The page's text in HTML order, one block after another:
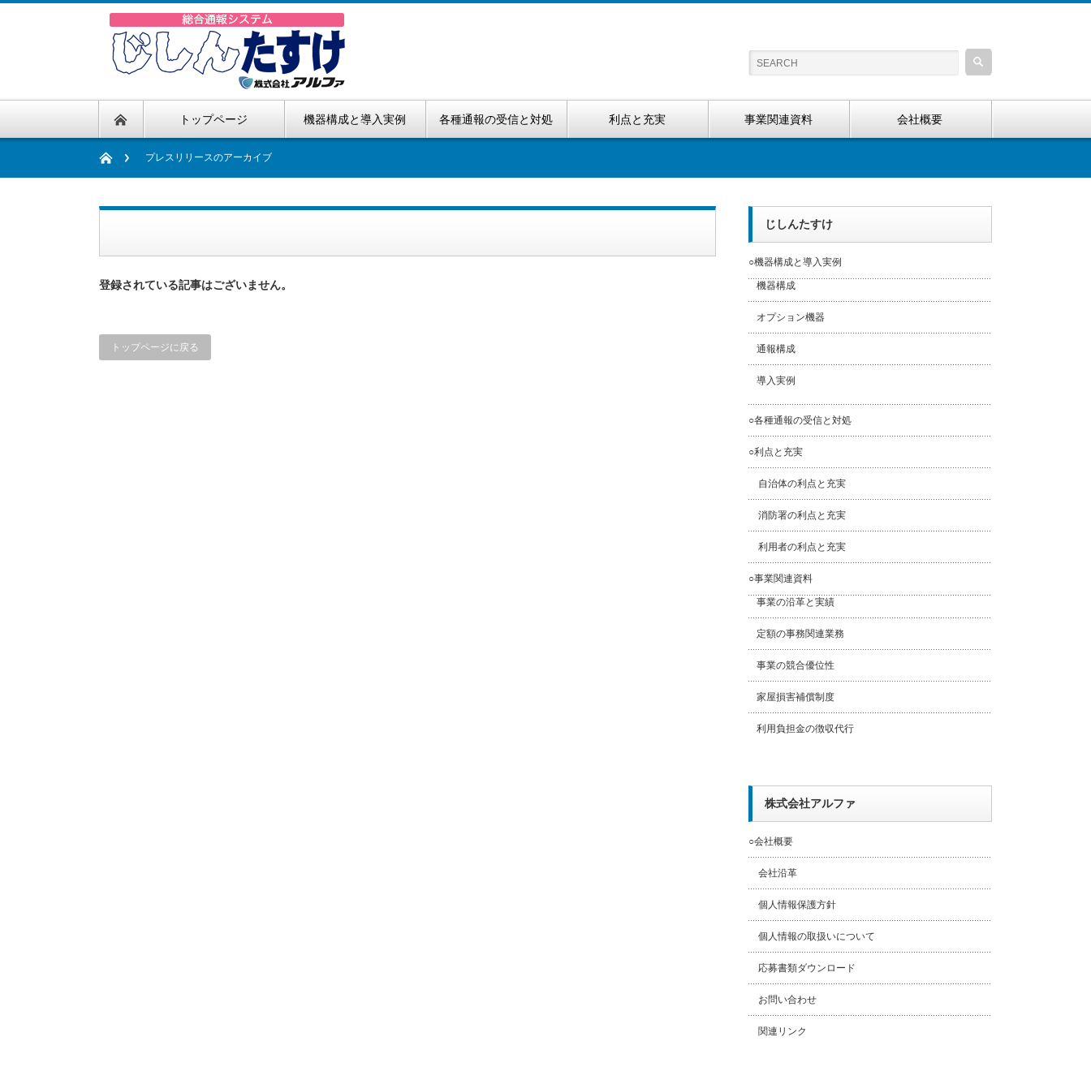
トップページ 機器構成と導入実例 各種通報の受信と対処 利点と充実 事業関連資料 会社概要
プレスリリースのアーカイブ
登録されている記事はございません。
トップページに戻る
じしんたすけ
○機器構成と導入実例
機器構成
オプション機器
通報構成
導入実例
○各種通報の受信と対処
○利点と充実
自治体の利点と充実
消防署の利点と充実
利用者の利点と充実
○事業関連資料
事業の沿革と実績
定額の事務関連業務
事業の競合優位性
家屋損害補償制度
利用負担金の徴収代行
株式会社アルファ
○会社概要
会社沿革
個人情報保護方針
個人情報の取扱いについて
応募書類ダウンロード
お問い合わせ
関連リンク